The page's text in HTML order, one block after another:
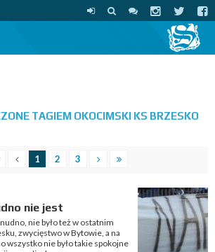
TAGIEM OKOCIMSKI KS BRZESKO
1 2 3
nie jest
nie było też w ostatnim
zwycięstwo w Bytowie, a na
wszystko nie było takie spokojne